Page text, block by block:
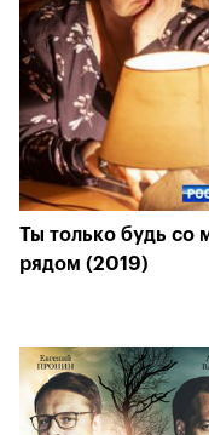
Ты только будь со
рядом (2019)